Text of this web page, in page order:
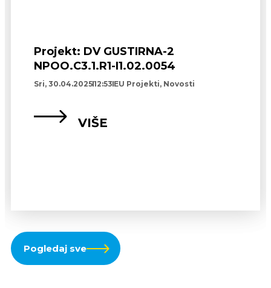
Projekt: DV GUSTIRNA-2
NPOO.C3.1.R1-I1.02.0054
Sri, 30.04.202512:53 EU Projekti, Novosti
VIŠE
Pogledaj sve